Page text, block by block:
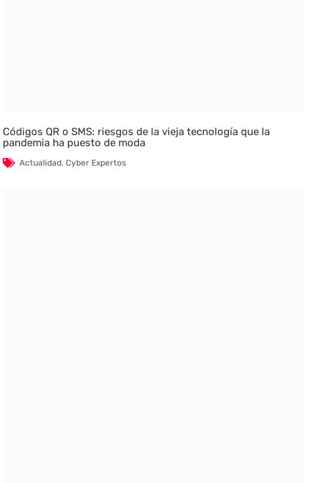
Códigos QR o SMS: riesgos de la vieja tecnología que la
pandemia ha puesto de moda
Actualidad,Cyber Expertos